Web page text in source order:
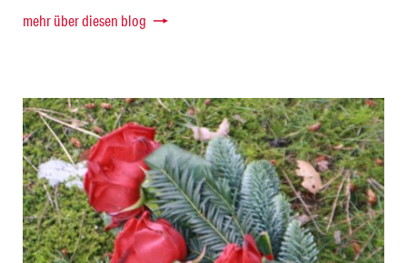
mehr über diesen blog